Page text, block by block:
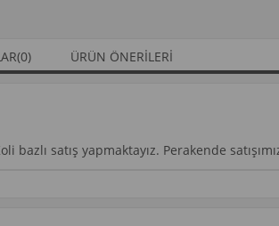
(0) ÜRÜN ÖNERILERI
bazlı satış yapmaktayız. Perakende